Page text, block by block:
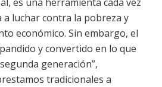
a luchar contra la pobreza y
económico. Sin embargo, el
y convertido en lo que
generación”,
tradicionales a